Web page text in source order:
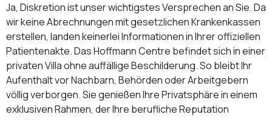
Ja, Diskretion ist unser wichtigstes Versprechen an Sie. Da
wir keine Abrechnungen mit gesetzlichen Krankenkassen
erstellen, landen keinerlei Informationen in Ihrer offiziellen
Patientenakte. Das Hoffmann Centre befindet sich in einer
privaten Villa ohne auffällige Beschilderung. So bleibt Ihr
Aufenthalt vor Nachbarn, Behörden oder Arbeitgebern
völlig verborgen. Sie genießen Ihre Privatsphäre in einem
exklusiven Rahmen, der Ihre berufliche Reputation